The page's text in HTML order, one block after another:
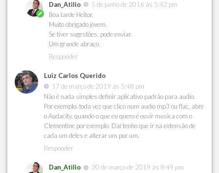
Dan_Atilio
5 de junho de 2016 às 5:42 pm
Boa tarde Heitor.
Muito obrigado jovem.
Se tiver sugestões, pode enviar.
Um grande abraço.
Responder
Luiz Carlos Querido
17 de março de 2019 às 5:48 pm
Não é nada simples definir aplicativo padrão para audio.
Por exemplo, toda vez que clico num audio mp3 ou flac, abre
o Audacity, quando o que eu quero é ouvir musica com o
Clementine por exemplo. Daí tenho que ir na extensão de
cada um deles e alterar um por um.
Responder
Dan_Atilio
20 de março de 2019 às 8:49 pm